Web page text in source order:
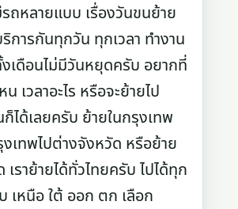
รถหลายแบบ เรื่องวันขนย้าย
ริการกันทุกวัน ทุกเวลา ทำงาน
เดือนไม่มีวันหยุดครับ อยากที่
น เวลาอะไร หรือจะย้ายไป
ได้เลยครับ ย้ายในกรุงเทพ
เทพไปต่างจังหวัด หรือย้าย
เราย้ายได้ทั่วไทยครับ ไปได้ทุก
เหนือ ใต้ ออก ตก เลือก